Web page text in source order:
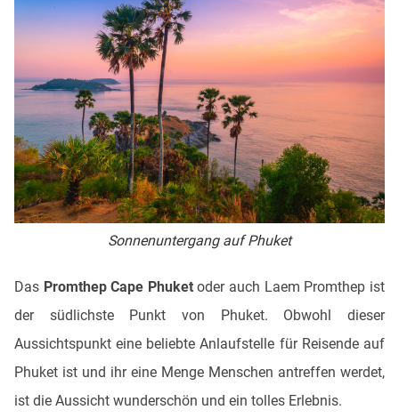
Sonnenuntergang auf Phuket
Das Promthep Cape Phuketoder auch Laem Promthep ist
der südlichste Punkt von Phuket. Obwohl dieser
Aussichtspunkt eine beliebte Anlaufstelle für Reisende auf
Phuket ist und ihr eine Menge Menschen antreffen werdet,
ist die Aussicht wunderschön und ein tolles Erlebnis.